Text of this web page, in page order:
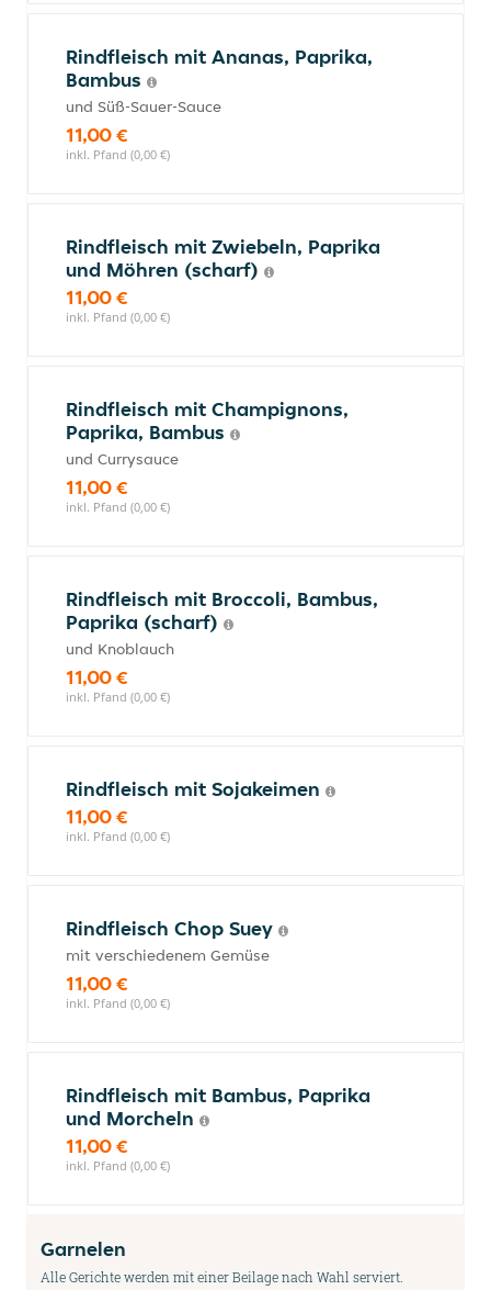
Rindfleisch mit Ananas, Paprika,
Bambus
und Süß-Sauer-Sauce
11,00 €
inkl. Pfand (0,00 €)
Rindfleisch mit Zwiebeln, Paprika
und Möhren (scharf)
11,00 €
inkl. Pfand (0,00 €)
Rindfleisch mit Champignons,
Paprika, Bambus
und Currysauce
11,00 €
inkl. Pfand (0,00 €)
Rindfleisch mit Broccoli, Bambus,
Paprika (scharf)
und Knoblauch
11,00 €
inkl. Pfand (0,00 €)
Rindfleisch mit Sojakeimen
11,00 €
inkl. Pfand (0,00 €)
Rindfleisch Chop Suey
mit verschiedenem Gemüse
11,00 €
inkl. Pfand (0,00 €)
Rindfleisch mit Bambus, Paprika
und Morcheln
11,00 €
inkl. Pfand (0,00 €)
Garnelen
Alle Gerichte werden mit einer Beilage nach Wahl serviert.